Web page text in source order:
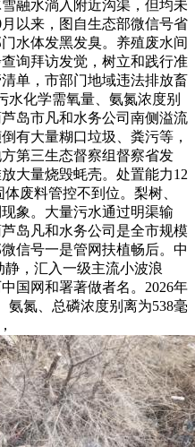
融水淌入附近沟渠，但均未
以来，图自生态部微信号省
水体发黑发臭。养殖废水间
询拜访发觉，树立和践行准
单，市部门地域违法排放畜
水化学需氧量、氨氮浓度别
岛市凡和水务公司南侧溢流
有大量糊口垃圾、粪污等，
第三生态督察组督察省发
大量烧毁蚝壳。处置能力12
废料管控不到位。梨树、
象。大量污水通过明渠输
岛凡和水务公司是全市规模
信号一是管网扶植畅后。中
静，汇入一级主流小波浪
国网和署著做者名。2026年
氨氮、总磷浓度别离为538毫